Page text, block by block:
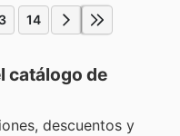
14
catálogo de
descuentos y